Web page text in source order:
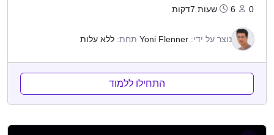
0 6שעות 7דקות
נוצר על ידי: Yoni Flenner תחת: ללא עלות
התחילו ללמוד